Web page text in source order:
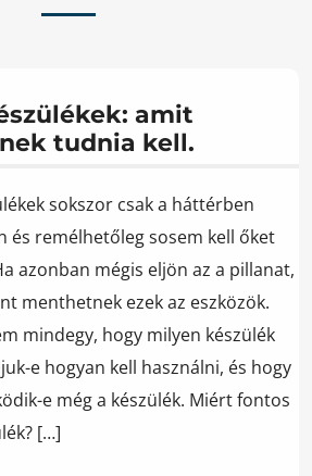
amit
tudnia kell.
sokszor csak a háttérben
és remélhetőleg sosem kell őket
azonban mégis eljön az a pillanat,
menthetnek ezek az eszközök.
mindegy, hogy milyen készülék
e hogyan kell használni, és hogy
e még a készülék. Miért fontos
[…]